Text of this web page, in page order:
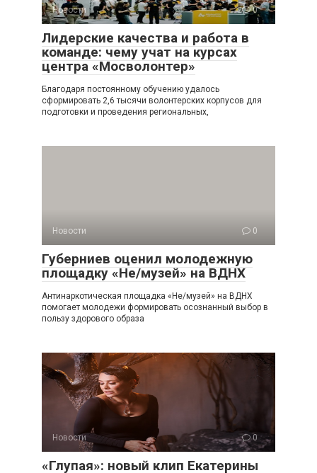
Новости 0
Лидерские качества и работа в
команде: чему учат на курсах
центра «Мосволонтер»
Благодаря постоянному обучению удалось
сформировать 2,6 тысячи волонтерских корпусов для
подготовки и проведения региональных,
Новости 0
Губерниев оценил молодежную
площадку «Не/музей» на ВДНХ
Антинаркотическая площадка «Не/музей» на ВДНХ
помогает молодежи формировать осознанный выбор в
пользу здорового образа
Новости 0
«Глупая»: новый клип Екатерины